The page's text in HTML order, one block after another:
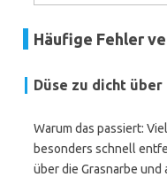
Häufige Fehler
Düse zu dicht über
Warum das passiert:
besonders schnell
über die Grasnarbe